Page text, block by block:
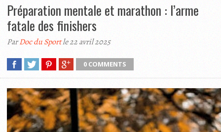
Préparation mentale et marathon : l’arme
fatale des finishers
ParDoc du Sportle 22 avril 2025
0 COMMENTS